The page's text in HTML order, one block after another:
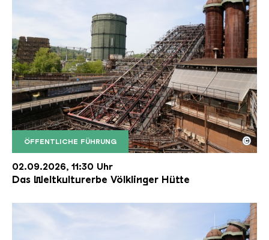
ÖFFENTLICHE FÜHRUNG
Der Erzschrägaufzug der Völklinger Hütte mit
Copyright: Weltkulturerbe Völklinger Hütte | Karl
©
02.09.2026, 11:30 Uhr
Das Weltkulturerbe Völklinger Hütte